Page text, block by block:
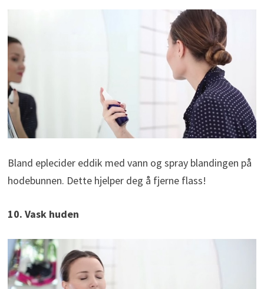
Bland eplecider eddik med vann og spray blandingen på
hodebunnen. Dette hjelper deg å fjerne flass!
10. Vask huden